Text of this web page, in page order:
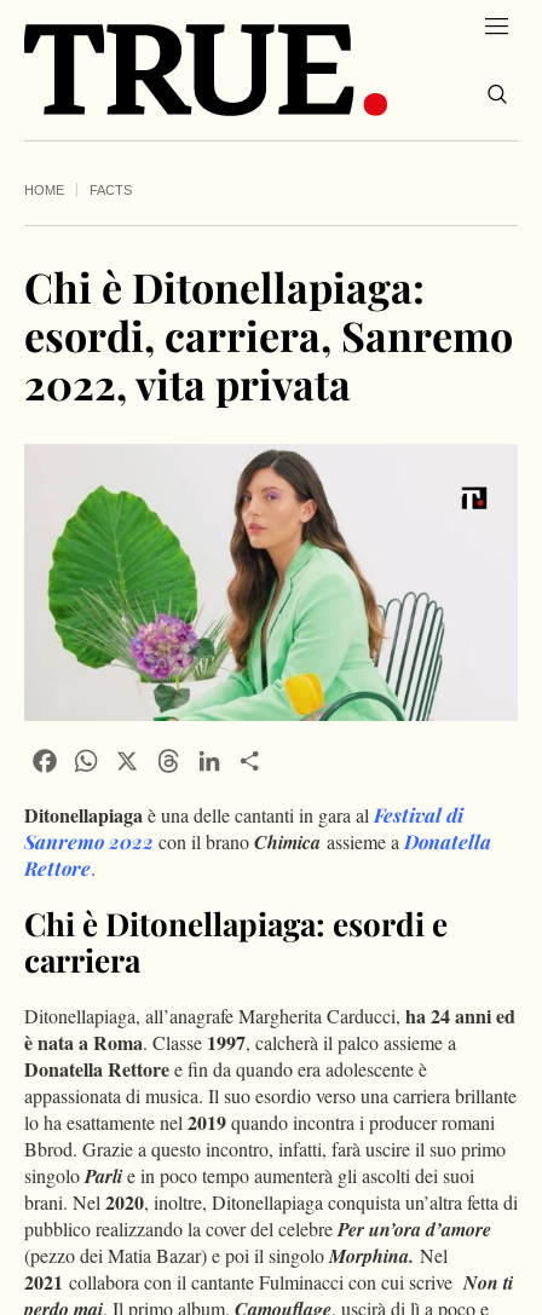
HOME FACTS
Chi è Ditonellapiaga:
esordi, carriera, Sanremo
2022, vita privata
FacebookWhatsApp ThreadsLinkedIn
Ditonellapiagaè una delle cantanti in gara alFestival di
Sanremo 2022 con il branoChimica assieme aDonatella
Rettore.
Chi è Ditonellapiaga: esordi e
carriera
Ditonellapiaga, all’anagrafe Margherita Carducci, ha 24 anni ed
è nata a Roma. Classe 1997, calcherà il palco assieme a
Donatella Rettoree fin da quando era adolescente è
appassionata di musica. Il suo esordio verso una carriera brillante
lo ha esattamente nel2019quando incontra i producer romani
Bbrod. Grazie a questo incontro, infatti, farà uscire il suo primo
singoloParlie in poco tempo aumenterà gli ascolti dei suoi
brani. Nel2020, inoltre, Ditonellapiaga conquista un’altra fetta di
pubblico realizzando la cover del celebrePer un’ora d’amore
(pezzo dei Matia Bazar) e poi il singoloMorphina. Nel
2021 collabora con il cantante Fulminacci con cui scriveNon ti
perdo mai. Il primo album, Camouflage, uscirà di lì a poco e